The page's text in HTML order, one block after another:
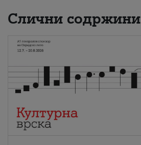
Слични содржини